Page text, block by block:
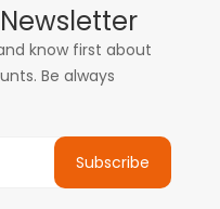
know first about
Be always
Subscribe